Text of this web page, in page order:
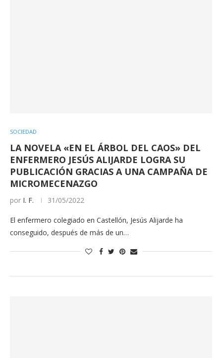
SOCIEDAD
LA NOVELA «EN EL ÁRBOL DEL CAOS» DEL
ENFERMERO JESÚS ALIJARDE LOGRA SU
PUBLICACIÓN GRACIAS A UNA CAMPAÑA DE
MICROMECENAZGO
por I. F. 31/05/2022
El enfermero colegiado en Castellón, Jesús Alijarde ha
conseguido, después de más de un…